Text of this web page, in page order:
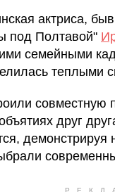
актриса,
под Полтавой"
семейными
теплыми
совместную
друг
демонстрируя